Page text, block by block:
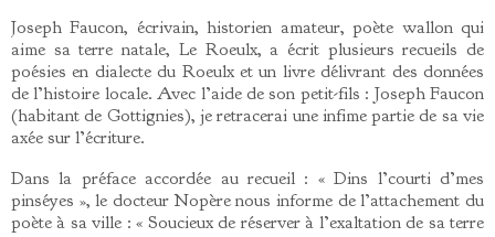
Joseph Faucon, écrivain, historien amateur, poète wallon qui
aime sa terre natale, Le Roeulx, a écrit plusieurs recueils de
poésies en dialecte du Roeulx et un livre délivrant des données
de l’histoire locale. Avec l’aide de son petit-fils : Joseph Faucon
(habitant de Gottignies), je retracerai une infime partie de sa vie
axée sur l’écriture.
Dans la préface accordée au recueil : « Dins l’courti d’mes
pinséyes », le docteur Nopère nous informe de l’attachement du
poète à sa ville : « Soucieux de réserver à l’exaltation de sa terre